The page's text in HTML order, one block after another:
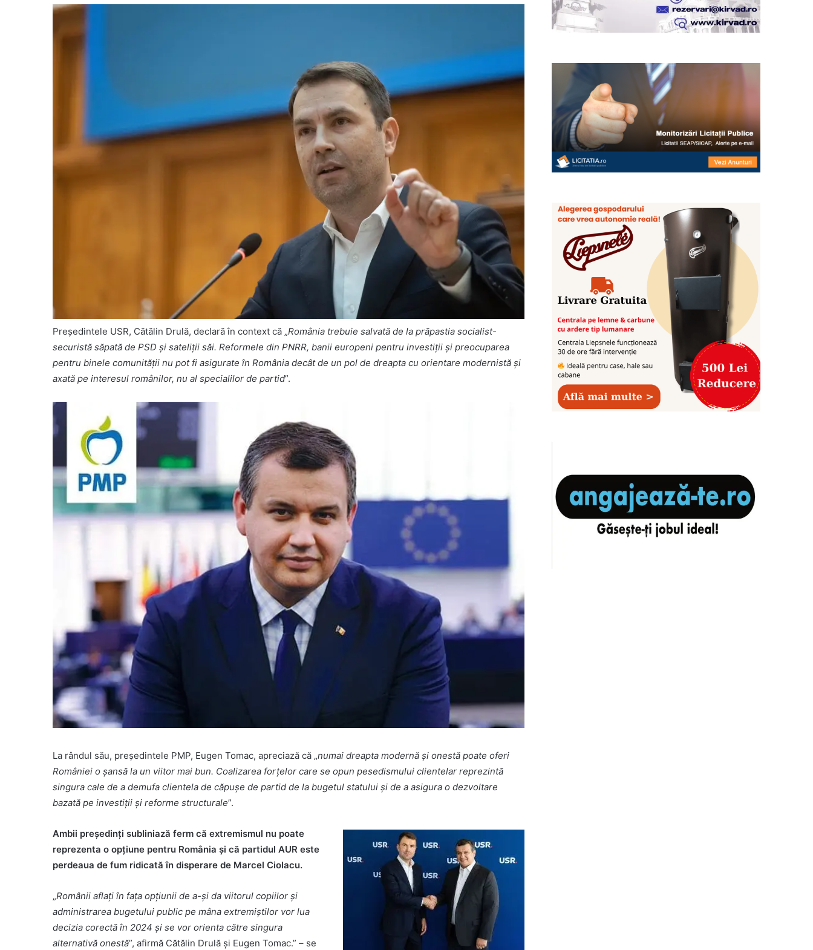
Președintele USR, Cătălin Drulă, declară în context că „România trebuie salvată de la prăpastia socialist-
securistă săpată de PSD și sateliții săi. Reformele din PNRR, banii europeni pentru investiții și preocuparea
pentru binele comunității nu pot fi asigurate în România decât de un pol de dreapta cu orientare modernistă și
axată pe interesul românilor, nu al specialilor de partid”.
La rândul său, președintele PMP, Eugen Tomac, apreciază că „numai dreapta modernă și onestă poate oferi
României o șansă la un viitor mai bun. Coalizarea forțelor care se opun pesedismului clientelar reprezintă
singura cale de a demufa clientela de căpușe de partid de la bugetul statului și de a asigura o dezvoltare
bazată pe investiții și reforme structurale”.
Ambii președinți subliniază ferm că extremismul nu poate
reprezenta o opțiune pentru România și că partidul AUR este
perdeaua de fum ridicată în disperare de Marcel Ciolacu.
„Românii aflați în fața opțiunii de a-și da viitorul copiilor și
administrarea bugetului public pe mâna extremiștilor vor lua
decizia corectă în 2024 și se vor orienta către singura
alternativă onestă”, afirmă Cătălin Drulă și Eugen Tomac.” – se